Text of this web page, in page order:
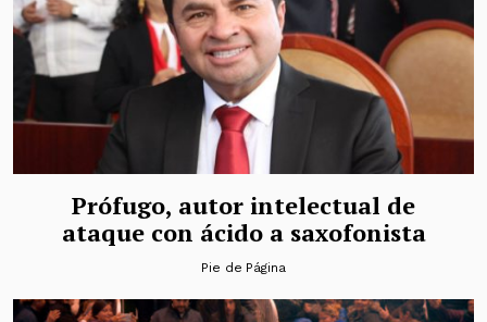
Prófugo, autor intelectual de
ataque con ácido a saxofonista
Pie de Página